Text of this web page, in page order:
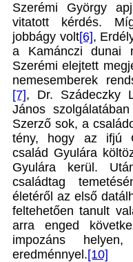
Szerémi György
vitatott kérdés.
jobbágy volt[6],
a Kamánczi dunai
Szerémi elejtett
nemesemberek
[7], Dr. Szádeczky
János
Szerző sok, a
tény, hogy az ifjú
család Gyulára
Gyulára kerül.
családtag
életéről az első
feltehetően tanult
arra enged
impozáns
eredménnyel.[10]